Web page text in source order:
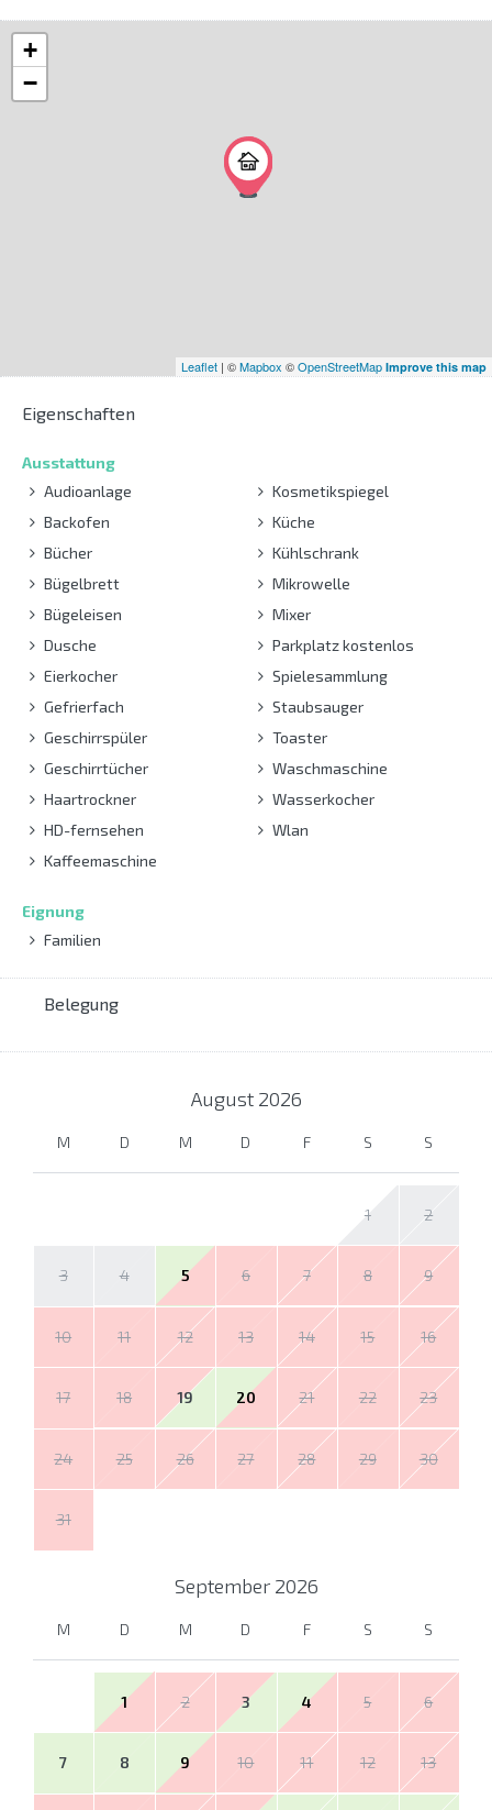
+
−
Leaflet | ©Mapbox ©OpenStreetMap Improve this map
Eigenschaften
Ausstattung
Audioanlage
Backofen
Bücher
Bügelbrett
Bügeleisen
Dusche
Eierkocher
Gefrierfach
Geschirrspüler
Geschirrtücher
Haartrockner
HD-fernsehen
Kaffeemaschine
Kosmetikspiegel
Küche
Kühlschrank
Mikrowelle
Mixer
Parkplatz kostenlos
Spielesammlung
Staubsauger
Toaster
Waschmaschine
Wasserkocher
Wlan
Eignung
Familien
Belegung
August 2026
M D M D F S S
1 2
3 4 5 6 7 8 9
10 11 12 13 14 15 16
17 18 19 20 21 22 23
24 25 26 27 28 29 30
31
September 2026
M D M D F S S
1 2 3 4 5 6
7 8 9 10 11 12 13